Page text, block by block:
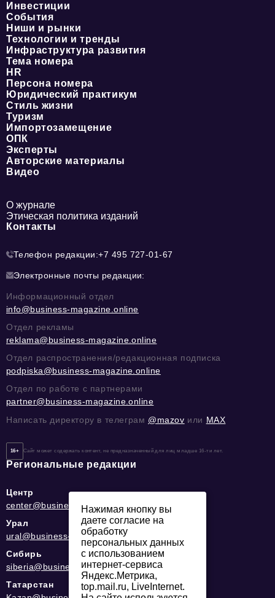
Инвестиции
События
Ниши и рынки
Технологии и тренды
Инфраструктура развития
Тема номера
HR
Персона номера
Юридический практикум
Стиль жизни
Туризм
Импортозамещение
ОПК
Эксперты
Авторские материалы
Видео
О журнале
Этическая политика изданий
Контакты
Телефон редакции:+7 495 727-01-67
Электронные почты редакции:
Информационный отдел
info@business-magazine.online
Отдел рекламы
reklama@business-magazine.online
Отдел распространения/редакционная подписка
podpiska@business-magazine.online
Отдел по работе с партнерами
partner@business-magazine.online
Написать директору в телеграм @mazov или MAX
16+ Сайт может содержать контент, не предназначенный для лиц младше 16-ти лет.
Региональные редакции
Центр
center@business-magazine.online
Урал
ural@business-magazine.online
Сибирь
siberia@business-magazine.online
Татарстан
Нажимая кнопку вы
даете согласие на
обработку
персональных данных
с использованием
интернет-сервиса
Яндекс.Метрика,
top.mail.ru, LiveInternet.